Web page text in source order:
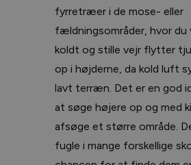
fyrretræer i de mose- eller
fældningsområder, hvor du
koldt og stille vejr flytter
op i højderne, da kold luft
lavt terræn. Det er en god
at søge højere op og med
afsøge et større område.
fugle i mange forskellige